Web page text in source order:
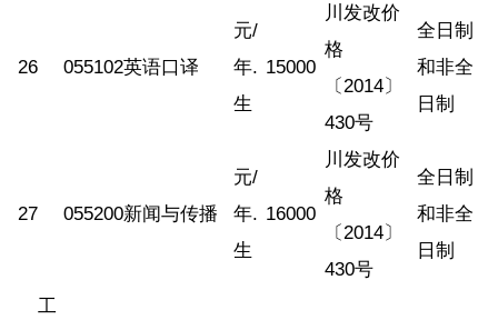
26 055102英语口译
元/
年.
生
15000
川发改价
格
〔2014〕
430号
全日制
和非全
日制
27 055200新闻与传播
元/
年.
生
16000
川发改价
格
〔2014〕
430号
全日制
和非全
日制
工